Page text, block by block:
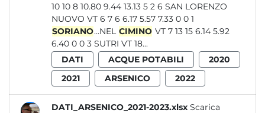
10 10 8 10.80 9.44 13.13 5 2 6 SAN LORENZO
NUOVO VT 6 7 6 6.17 5.57 7.33 0 0 1
SORIANO...NEL CIMINO VT 7 13 15 6.14 5.92
6.40 0 0 3 SUTRI VT 18...
DATI
ACQUE POTABILI
2020
2021
ARSENICO 2022
DATI_ARSENICO_2021-2023.xlsx Scarica